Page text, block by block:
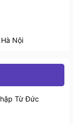
mm, đáp
dụng cụ nấu
Nội
Từ Đức